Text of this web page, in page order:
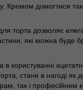
Кремом домогтися
торта дозволяє
які можна буде
в користуванні
стане в нагоді як
так і професійним